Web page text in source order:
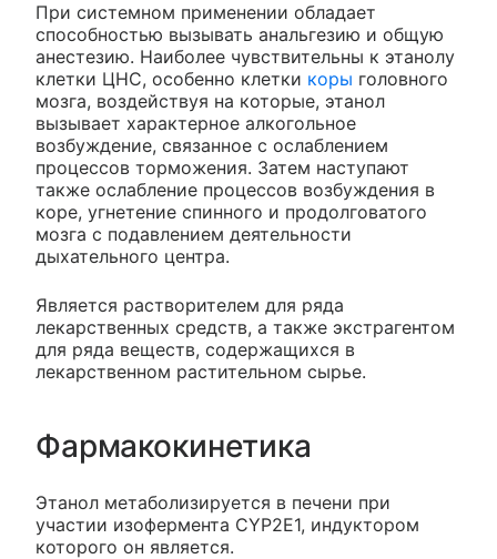
При системном применении обладает
способностью вызывать анальгезию и общую
анестезию. Наиболее чувствительны к этанолу
клетки ЦНС, особенно клетки коры головного
мозга, воздействуя на которые, этанол
вызывает характерное алкогольное
возбуждение, связанное с ослаблением
процессов торможения. Затем наступают
также ослабление процессов возбуждения в
коре, угнетение спинного и продолговатого
мозга с подавлением деятельности
дыхательного центра.
Является растворителем для ряда
лекарственных средств, а также экстрагентом
для ряда веществ, содержащихся в
лекарственном растительном сырье.
Фармакокинетика
Этанол метаболизируется в печени при
участии изофермента CYP2E1, индуктором
которого он является.